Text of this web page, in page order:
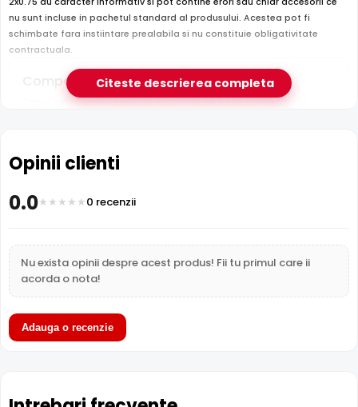
nu sunt incluse in pachetul standard al produsului. Acestea pot fi
schimbate fara instiintare prealabila si nu constituie obligativitate
contractuala.
Compara cu produse asemanatoare
Tabel comparativ generat automat pe baza categoriei si
produs)
Categorie
Cabluri si
conectica
Cabluri si
conectica
Sub-
Citeste descrierea completa
Opinii clienti
0.0 0 recenzii
Nu exista opinii despre acest produs! Fii tu primul care ii
acorda o nota!
Adauga o recenzie